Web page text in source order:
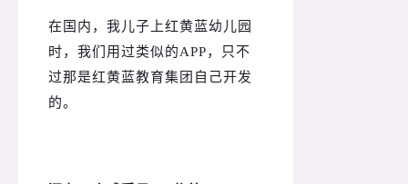
在国内，我儿子上红黄蓝幼儿园
时，我们用过类似的APP，只不
过那是红黄蓝教育集团自己开发
的。